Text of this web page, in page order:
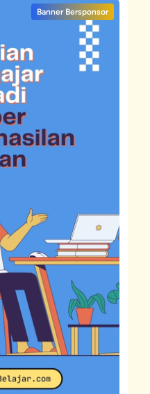
Banner Bersponsor